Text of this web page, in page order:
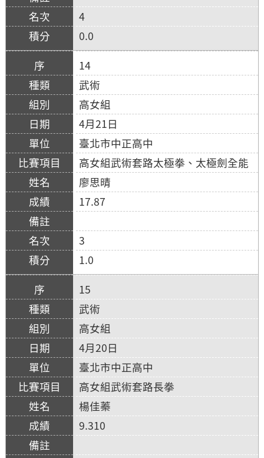
4
0.0
14
武術
高女組
4月21日
臺北市中正高中
高女組武術套路太極拳、太極劍全能
廖思晴
17.87
3
1.0
15
武術
高女組
4月20日
臺北市中正高中
高女組武術套路長拳
楊佳蓁
9.310